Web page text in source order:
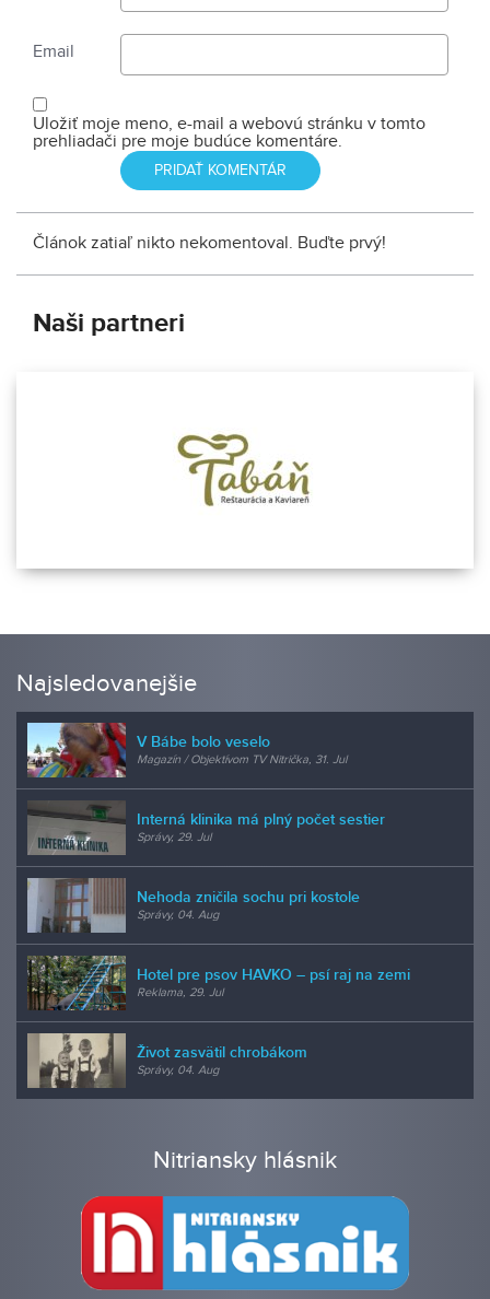
Email
Uložiť moje meno, e-mail a webovú stránku v tomto
prehliadači pre moje budúce komentáre.
Článok zatiaľ nikto nekomentoval. Buďte prvý!
Naši partneri
Najsledovanejšie
V Bábe bolo veselo
Magazín / Objektívom TV Nitrička, 31. Jul
Interná klinika má plný počet sestier
Správy, 29. Jul
Nehoda zničila sochu pri kostole
Správy, 04. Aug
Hotel pre psov HAVKO – psí raj na zemi
Reklama, 29. Jul
Život zasvätil chrobákom
Správy, 04. Aug
Nitriansky hlásnik